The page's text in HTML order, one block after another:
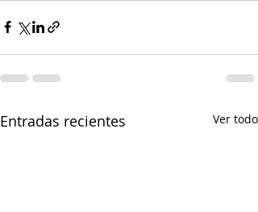
Entradas recientes Ver todo